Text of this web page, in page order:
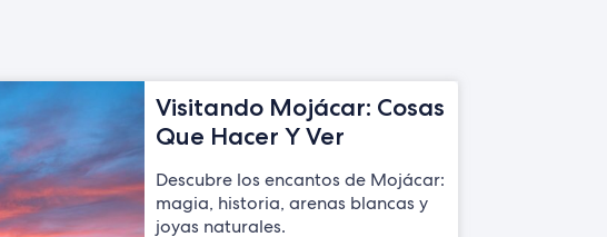
Visitando Mojácar: Cosas
Que Hacer Y Ver
Descubre los encantos de Mojácar:
magia, historia, arenas blancas y
joyas naturales.